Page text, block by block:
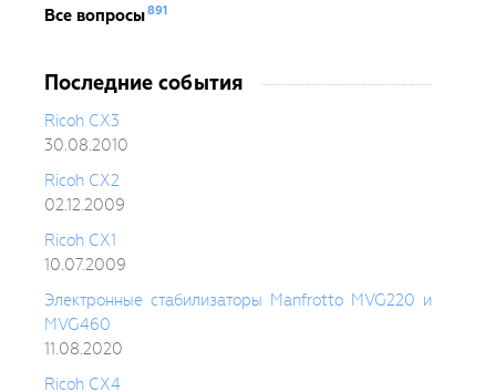
Все вопросы891
Последние события
Ricoh CX3
30.08.2010
Ricoh CX2
02.12.2009
Ricoh CX1
10.07.2009
Электронные стабилизаторы Manfrotto MVG220 и
MVG460
11.08.2020
Ricoh CX4